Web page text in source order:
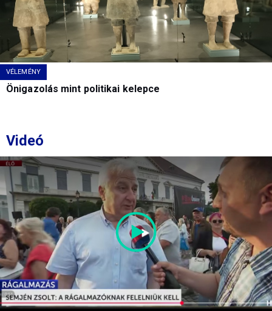
VÉLEMÉNY
Önigazolás mint politikai kelepce
Videó